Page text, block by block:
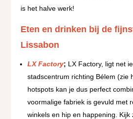
is het halve werk!
Eten en drinken bij de
Lissabon
LX Factory; LX Factory, ligt net
stadscentrum richting Bélem (zie
hotspots kan je dus perfect
voormalige fabriek is gevuld met
winkels en hip en happening. Kijk